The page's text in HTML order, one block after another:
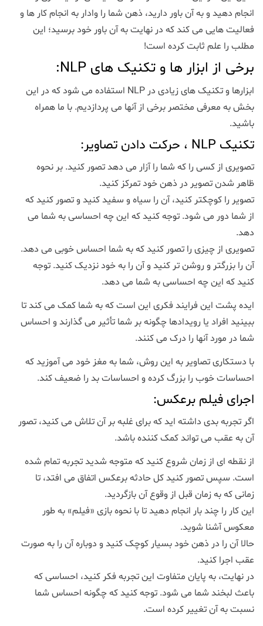
انجام دهید و به آن باور دارید، ذهن شما را وادار به انجام کار ها و
فعالیت هایی می کند که در نهایت به آن باور خود برسید؛ این
مطلب را علم ثابت کرده است!
برخی از ابزار ها و تکنیک های NLP:
ابزارها و تکنیک های زیادی در NLP استفاده می شود که در این
بخش به معرفی مختصر برخی از آنها می پردازدیم. با ما همراه
باشید.
تکنیک NLP ، حرکت دادن تصاویر:
تصویری از کسی را که شما را آزار می دهد تصور کنید. بر نحوه
ظاهر شدن تصویر در ذهن خود تمرکز کنید.
تصویر را کوچکتر کنید، آن را سیاه و سفید کنید و تصور کنید که
از شما دور می شود. توجه کنید که این چه احساسی به شما می
دهد.
تصویری از چیزی را تصور کنید که به شما احساس خوبی می دهد.
آن را بزرگتر و روشن تر کنید و آن را به خود نزدیک کنید. توجه
کنید که این چه احساسی به شما می دهد.
ایده پشت این فرایند فکری این است که به شما کمک می کند تا
ببینید افراد یا رویدادها چگونه بر شما تأثیر می گذارند و احساس
شما در مورد آنها را درک می کنند.
با دستکاری تصاویر به این روش، شما به مغز خود می آموزید که
احساسات خوب را بزرگ کرده و احساسات بد را ضعیف کند.
اجرای فیلم برعکس:
اگر تجربه بدی داشته اید که برای غلبه بر آن تلاش می کنید، تصور
آن به عقب می تواند کمک کننده باشد.
از نقطه ای از زمان شروع کنید که متوجه شدید تجربه تمام شده
است. سپس تصور کنید کل حادثه برعکس اتفاق می افتد، تا
زمانی که به زمان قبل از وقوع آن بازگردید.
این کار را چند بار انجام دهید تا با نحوه بازی «فیلم» به طور
معکوس آشنا شوید.
حالا آن را در ذهن خود بسیار کوچک کنید و دوباره آن را به صورت
عقب اجرا کنید.
در نهایت، به پایان متفاوت این تجربه فکر کنید، احساسی که
باعث لبخند شما می شود. توجه کنید که چگونه احساس شما
نسبت به آن تغییر کرده است.